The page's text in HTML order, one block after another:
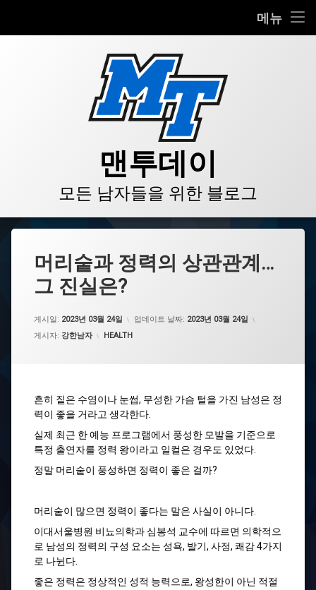
메뉴
LINKS
맨투데이
모든 남자들을 위한 블로그
머리숱과 정력의 상관관계…
그 진실은?
게시일: 2023년 03월 24일 업데이트 날짜: 2023년 03월 24일
게시자: 강한남자 카테고리:
HEALTH
흔히 짙은 수염이나 눈썹, 무성한 가슴 털을 가진 남성은 정
력이 좋을 거라고 생각한다.
실제 최근 한 예능 프로그램에서 풍성한 모발을 기준으로
특정 출연자를 정력 왕이라고 일컬은 경우도 있었다.
정말 머리숱이 풍성하면 정력이 좋은 걸까?
머리숱이 많으면 정력이 좋다는 말은 사실이 아니다.
이대서울병원 비뇨의학과 심봉석 교수에 따르면 의학적으
로 남성의 정력의 구성 요소는 성욕, 발기, 사정, 쾌감 4가지
로 나뉜다.
좋은 정력은 정상적인 성적 능력으로, 왕성한이 아닌 적절